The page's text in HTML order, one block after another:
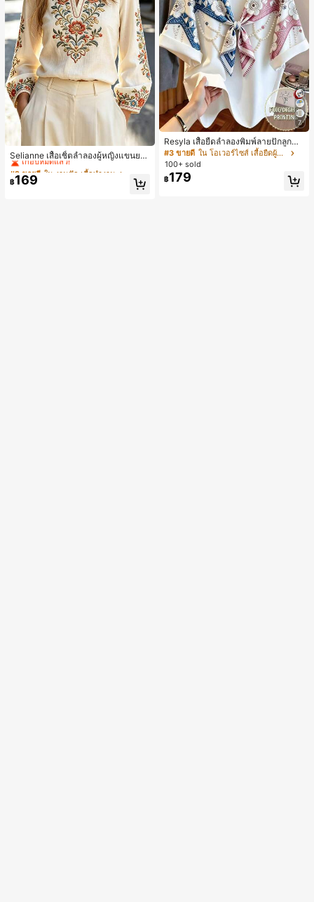
Selianne เสื้อเชิ้ตลำลองผู้หญิงแขนยา
ว คอวีเว้า ลายดอกไม้
#2 ขายดี
ใน งานปัก เสื้อทำงาน
เกือบหมดแล้ว!
#2 ขายดี ใน งานปัก เสื้อทำงาน
เกือบหมดแล้ว!
#2 ขายดี ใน งานปัก เสื้อทำงาน
เกือบหมดแล้ว!
฿169
7
Resyla เสื้อยืดลำลองพิมพ์ลายปักลูกปัด
รูปโบว์ขนาดใหญ่สำหรับผู้หญิง
#3 ขายดี
ใน โอเวอร์ไซส์ เสื้อยืดผู้หญิง
100+ sold
฿179